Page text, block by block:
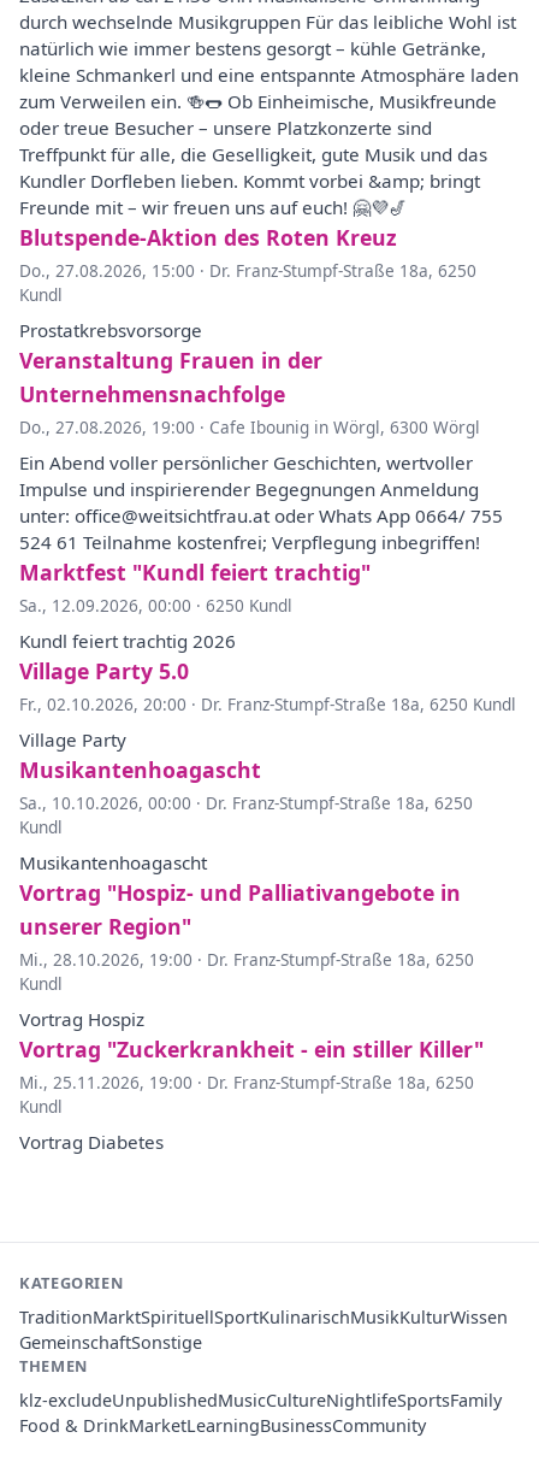
durch wechselnde Musikgruppen Für das leibliche Wohl ist
natürlich wie immer bestens gesorgt – kühle Getränke,
kleine Schmankerl und eine entspannte Atmosphäre laden
zum Verweilen ein. 🍻🌭 Ob Einheimische, Musikfreunde
oder treue Besucher – unsere Platzkonzerte sind
Treffpunkt für alle, die Geselligkeit, gute Musik und das
Kundler Dorfleben lieben. Kommt vorbei &amp; bringt
Freunde mit – wir freuen uns auf euch! 🤗💜🎷
Blutspende-Aktion des Roten Kreuz
Do., 27.08.2026, 15:00 · Dr. Franz-Stumpf-Straße 18a, 6250
Kundl
Prostatkrebsvorsorge
Veranstaltung Frauen in der
Unternehmensnachfolge
Do., 27.08.2026, 19:00 · Cafe Ibounig in Wörgl, 6300 Wörgl
Ein Abend voller persönlicher Geschichten, wertvoller
Impulse und inspirierender Begegnungen Anmeldung
unter: office@weitsichtfrau.at oder Whats App 0664/ 755
524 61 Teilnahme kostenfrei; Verpflegung inbegriffen!
Marktfest "Kundl feiert trachtig"
Sa., 12.09.2026, 00:00 · 6250 Kundl
Kundl feiert trachtig 2026
Village Party 5.0
Fr., 02.10.2026, 20:00 · Dr. Franz-Stumpf-Straße 18a, 6250 Kundl
Village Party
Musikantenhoagascht
Sa., 10.10.2026, 00:00 · Dr. Franz-Stumpf-Straße 18a, 6250
Kundl
Musikantenhoagascht
Vortrag "Hospiz- und Palliativangebote in
unserer Region"
Mi., 28.10.2026, 19:00 · Dr. Franz-Stumpf-Straße 18a, 6250
Kundl
Vortrag Hospiz
Vortrag "Zuckerkrankheit - ein stiller Killer"
Mi., 25.11.2026, 19:00 · Dr. Franz-Stumpf-Straße 18a, 6250
Kundl
Vortrag Diabetes
KATEGORIEN
TraditionMarktSpirituellSportKulinarischMusikKulturWissen
GemeinschaftSonstige
THEMEN
klz-excludeUnpublishedMusicCultureNightlifeSportsFamily
Food & DrinkMarketLearningBusinessCommunity